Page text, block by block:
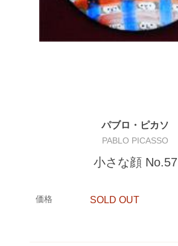
パブロ・ピカソ
PABLO PICASSO
小さな顔 No.57
価格 SOLD OUT